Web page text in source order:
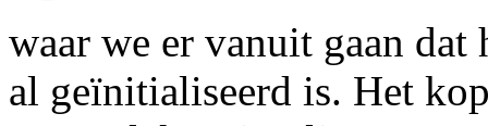
waar we er vanuit gaan
al geïnitialiseerd is. Het